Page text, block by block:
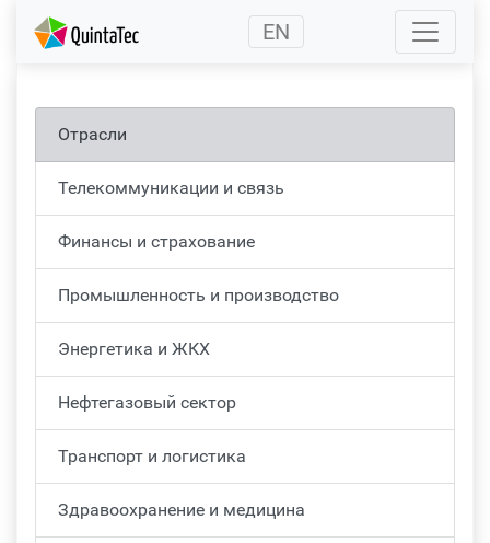
(current) EN
Отрасли
Телекоммуникации и связь
Финансы и страхование
Промышленность и производство
Энергетика и ЖКХ
Нефтегазовый сектор
Транспорт и логистика
Здравоохранение и медицина